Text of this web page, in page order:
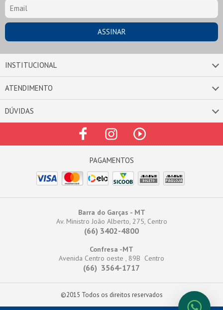
INSTITUCIONAL
ATENDIMENTO
DÚVIDAS
Barra do Garças - MT
Av. Ministro João Alberto, 275, Centro
(66) 3402-4800
Confresa -MT
Avenida Centro oeste , 89B Centro
(66) 3564-1717
©2015 Todos os direitos reservados